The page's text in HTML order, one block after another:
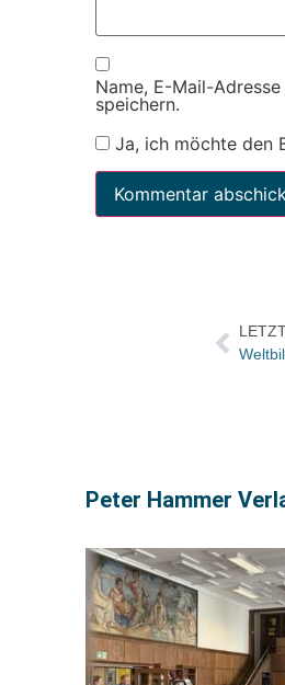
Name, E-Mail-
speichern.
Ja, ich möchte den
Peter Hammer